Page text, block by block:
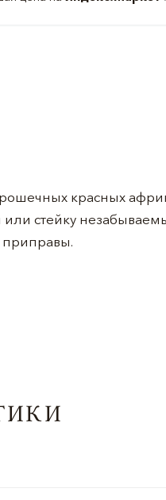
красных
или стейку
приправы.